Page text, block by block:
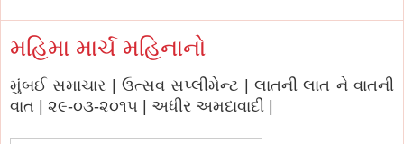
મહિમા માર્ચ મહિનાનો
મુંબઈ સમાચાર | ઉત્સવ સપ્લીમેન્ટ | લાતની લાત ને વાતની
વાત | ૨૯-૦૩-૨૦૧૫ | અધીર અમદાવાદી |